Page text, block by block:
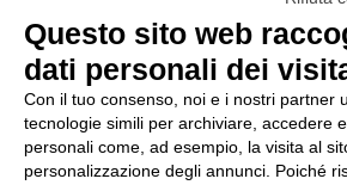
della ApL delle
disposizioni
del Codice di Condotta, è
possibile presentare un
reclamo
all’Organismo di
Monitoraggio utilizzando
Questo sito web
dati personali dei
Con il tuo consenso, noi e i nostri partner
tecnologie simili per archiviare, accedere
personali come, ad esempio, la visita al
personalizzazione degli annunci. Poiché